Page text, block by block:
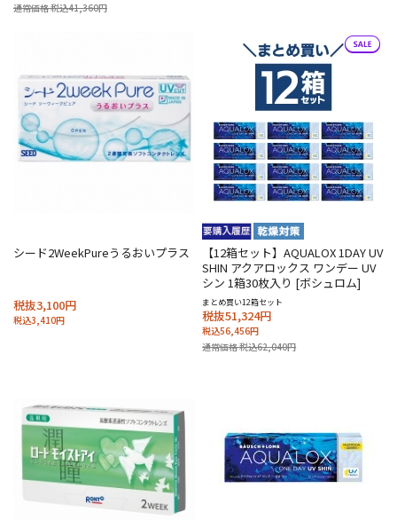
通常価格 税込41,360円
シード2WeekPureうるおいプラス
税抜3,100円
税込3,410円
【12箱セット】AQUALOX 1DAY UV
SHIN アクアロックス ワンデー UV
シン 1箱30枚入り [ボシュロム]
まとめ買い12箱セット
税抜51,324円
税込56,456円
通常価格 税込62,040円